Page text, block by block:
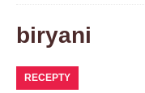
biryani
RECEPTY